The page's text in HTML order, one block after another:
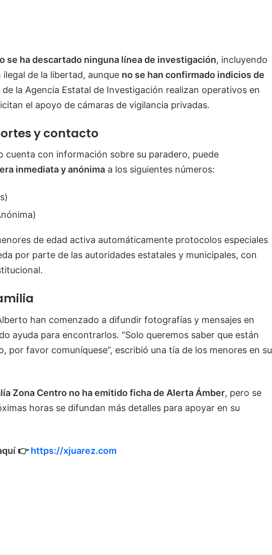
se ha descartado ninguna línea de investigación, incluyendo
de la libertad, aunque no se han confirmado indicios de
de la Agencia Estatal de Investigación realizan operativos en
el apoyo de cámaras de vigilancia privadas.
y contacto
cuenta con información sobre su paradero, puede
inmediata y anónima a los siguientes números:
de edad activa automáticamente protocolos especiales
por parte de las autoridades estatales y municipales, con
han comenzado a difundir fotografías y mensajes en
ayuda para encontrarlos. “Solo queremos saber que están
por favor comuníquese”, escribió una tía de los menores en su
Zona Centro no ha emitido ficha de Alerta Ámber, pero se
horas se difundan más detalles para apoyar en su
👉https://xjuarez.com